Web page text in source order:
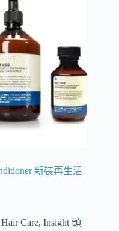
新裝再生活
Care, Insight 頭